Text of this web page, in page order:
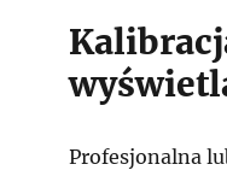
Profesjonalna